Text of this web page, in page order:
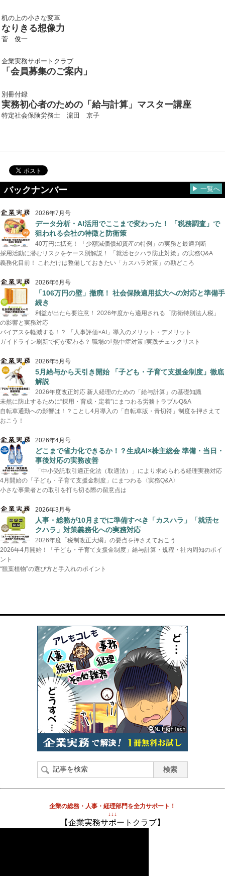
机の上の小さな変革
なりきる想像力
菅 俊一
企業実務サポートクラブ
「会員募集のご案内」
別冊付録
実務初心者のための「給与計算」マスター講座
特定社会保険労務士 濵田 京子
バックナンバー ▶ 一覧へ
2026年7月号
データ分析・AI活用でここまで変わった！ 「税務調査」で
狙われる会社の特徴と防衛策
40万円に拡充！ 「少額減価償却資産の特例」の実務と最適判断
採用活動に潜むリスクをケース別解説！ 「就活セクハラ防止対策」の実務Q&A
義務化目前！ これだけは整備しておきたい「カスハラ対策」の勘どころ
2026年6月号
「106万円の壁」撤廃！ 社会保険適用拡大への対応と準備手
続き
利益が出たら要注意！ 2026年度から適用される「防衛特別法人税」
の影響と実務対応
バイアスを軽減する！？ 「人事評価×AI」導入のメリット・デメリット
ガイドライン刷新で何が変わる？ 職場の｢熱中症対策｣実践チェックリスト
2026年5月号
5月給与から天引き開始 「子ども・子育て支援金制度」徹底
解説
2026年度改正対応 新人経理のための「給与計算」の基礎知識
未然に防止するために“採用・育成・定着”にまつわる労務トラブルQ&A
自転車通勤への影響は！？ことし4月導入の「自転車版・青切符」制度を押さえて
おこう！
2026年4月号
どこまで省力化できるか！？生成AI×株主総会 準備・当日・
事後対応の実務改善
「中小受託取引適正化法（取適法）」により求められる経理実務対応
4月開始の「子ども・子育て支援金制度」にまつわる〈実務Q&A〉
小さな事業者との取引を打ち切る際の留意点は
2026年3月号
人事・総務が10月までに準備すべき「カスハラ」「就活セ
クハラ」対策義務化への実務対応
2026年度「税制改正大綱」の要点を押さえておこう
2026年4月開始！「子ども・子育て支援金制度」給与計算・規程・社内周知のポイ
ント
“観葉植物”の選び方と手入れのポイント
企業の総務・人事・経理部門を全力サポート！
↓↓↓
【企業実務サポートクラブ】